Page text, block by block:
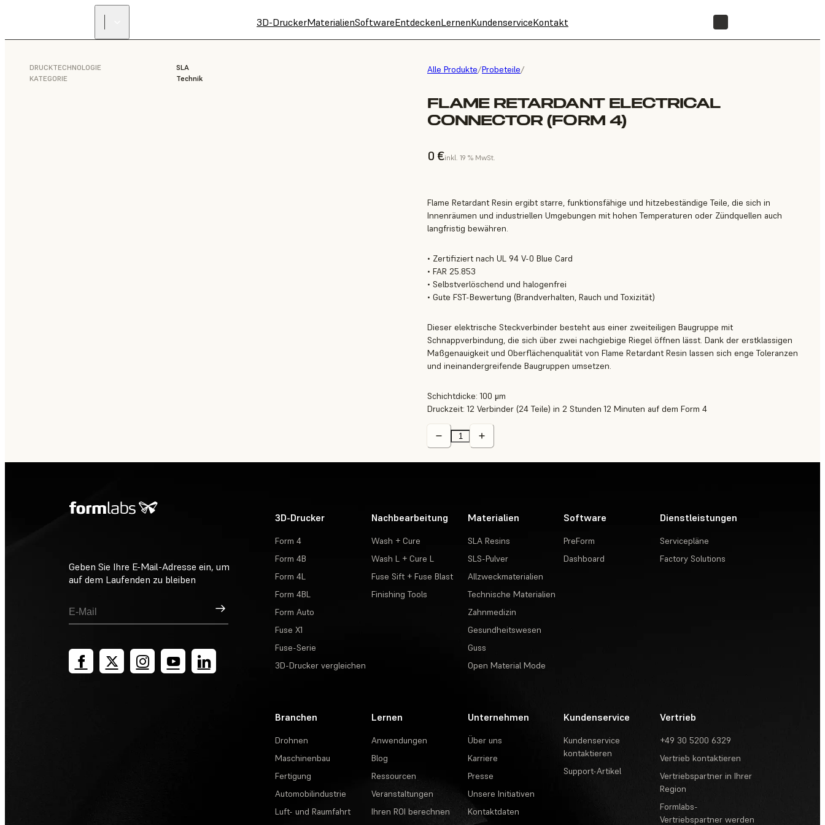
3D-DruckerMaterialienSoftwareEntdeckenLernenKundenserviceKontakt
Alle Produkte/Probeteile/
FLAME RETARDANT ELECTRICAL
CONNECTOR (FORM 4)
0 €inkl. 19 % MwSt.
DRUCKTECHNOLOGIE
SLA
KATEGORIE
Technik
Flame Retardant Resin ergibt starre, funktionsfähige und hitzebeständige Teile, die sich in
Innenräumen und industriellen Umgebungen mit hohen Temperaturen oder Zündquellen auch
langfristig bewähren.
• Zertifiziert nach UL 94 V-0 Blue Card
• FAR 25.853
• Selbstverlöschend und halogenfrei
• Gute FST-Bewertung (Brandverhalten, Rauch und Toxizität)
Dieser elektrische Steckverbinder besteht aus einer zweiteiligen Baugruppe mit
Schnappverbindung, die sich über zwei nachgiebige Riegel öffnen lässt. Dank der erstklassigen
Maßgenauigkeit und Oberflächenqualität von Flame Retardant Resin lassen sich enge Toleranzen
und ineinandergreifende Baugruppen umsetzen.
Schichtdicke: 100 μm
Druckzeit: 12 Verbinder (24 Teile) in 2 Stunden 12 Minuten auf dem Form 4
Geben Sie Ihre E-Mail-Adresse ein, um
auf dem Laufenden zu bleiben
Registrieren
3D-Drucker
Form 4
Form 4B
Form 4L
Form 4BL
Form Auto
Fuse X1
Fuse-Serie
3D-Drucker vergleichen
Nachbearbeitung
Wash + Cure
Wash L + Cure L
Fuse Sift + Fuse Blast
Finishing Tools
Materialien
SLA Resins
SLS-Pulver
Allzweckmaterialien
Technische Materialien
Zahnmedizin
Gesundheitswesen
Guss
Open Material Mode
Software
PreForm
Dashboard
Dienstleistungen
Servicepläne
Factory Solutions
Branchen
Drohnen
Maschinenbau
Fertigung
Automobilindustrie
Luft- und Raumfahrt
Lernen
Anwendungen
Blog
Ressourcen
Veranstaltungen
Ihren ROI berechnen
Unternehmen
Über uns
Karriere
Presse
Unsere Initiativen
Kontaktdaten
Kundenservice
Kundenservice
kontaktieren
Support-Artikel
Vertrieb
+49 30 5200 6329
Vertrieb kontaktieren
Vertriebspartner in Ihrer
Region
Formlabs-
Vertriebspartner werden